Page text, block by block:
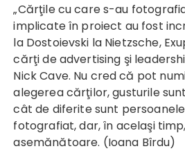
„Cărţile cu care s-au fotografiat persoanele
implicate în proiect au fost
la Dostoievski la Nietzsche,
cărţi de advertising şi
Nick Cave. Nu cred că pot
alegerea cărţilor, gusturile
cât de diferite sunt
fotografiat, dar, în acelaşi
asemănătoare. (Ioana Bîrdu)